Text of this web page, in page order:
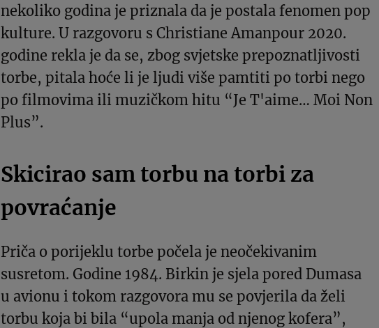
nekoliko godina je priznala da je postala fenomen pop
kulture. U razgovoru s Christiane Amanpour 2020.
godine rekla je da se, zbog svjetske prepoznatljivosti
torbe, pitala hoće li je ljudi više pamtiti po torbi nego
po filmovima ili muzičkom hitu “Je T'aime… Moi Non
Plus”.
Skicirao sam torbu na torbi za
povraćanje
Priča o porijeklu torbe počela je neočekivanim
susretom. Godine 1984. Birkin je sjela pored Dumasa
u avionu i tokom razgovora mu se povjerila da želi
torbu koja bi bila “upola manja od njenog kofera”,